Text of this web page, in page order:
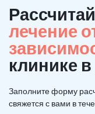
лечение
клинике
Заполните форму
свяжется с вами в